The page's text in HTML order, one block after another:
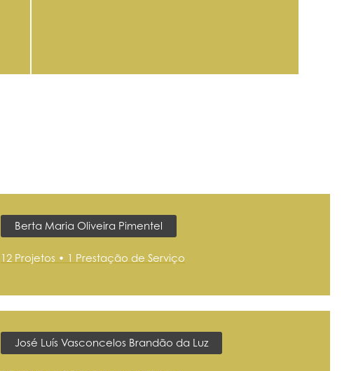
Berta Maria Oliveira Pimentel
12 Projetos • 1 Prestação de Serviço
José Luís Vasconcelos Brandão da Luz